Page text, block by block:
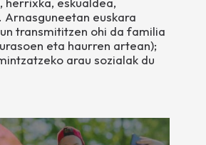
euskara
transmititzen ohi da familia
eta haurren artean);
arau sozialak du